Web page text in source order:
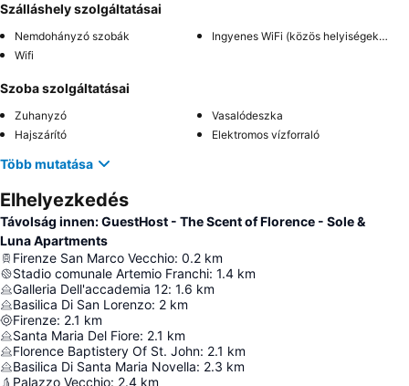
Szálláshely szolgáltatásai
Nemdohányzó szobák
Ingyenes WiFi (közös helyiségekben)
Wifi
Szoba szolgáltatásai
Zuhanyzó
Vasalódeszka
Hajszárító
Elektromos vízforraló
Több mutatása
Elhelyezkedés
Távolság innen: GuestHost - The Scent of Florence - Sole &
Luna Apartments
Firenze San Marco Vecchio: 0.2 km
Stadio comunale Artemio Franchi: 1.4 km
Galleria Dell'accademia 12: 1.6 km
Basilica Di San Lorenzo: 2 km
Firenze: 2.1 km
Santa Maria Del Fiore: 2.1 km
Florence Baptistery Of St. John: 2.1 km
Basilica Di Santa Maria Novella: 2.3 km
Palazzo Vecchio: 2.4 km